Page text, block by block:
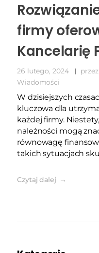
firmy
Kancelarię
26 lutego, 2024 przez
Wiadomości
W dzisiejszych
kluczowa dla
każdej firmy.
należności mogą
równowagę
takich sytuacjach
Czytaj dalej